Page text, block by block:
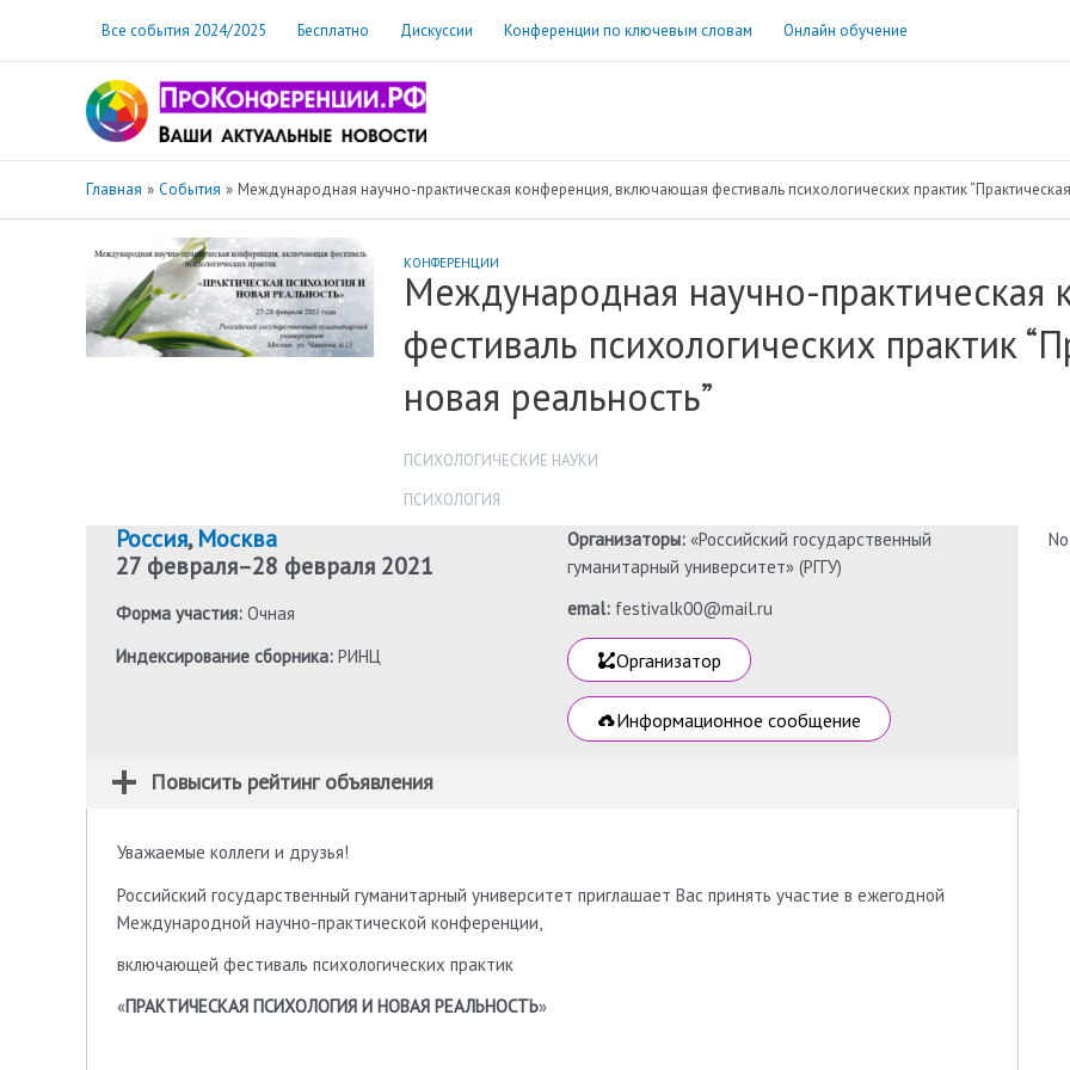
содержимому
Все события 2024/2025 Бесплатно Дискуссии Конференции по ключевым словам Онлайн обучение
Главная События Международная научно-практическая конференция, включающая фестиваль психологических практик
КОНФЕРЕНЦИИ
Международная научно-
фестиваль психологических практик
новая реальность”
ПСИХОЛОГИЧЕСКИЕ НАУКИ
ПСИХОЛОГИЯ
Россия,Москва
27 февраля–28 февраля 2021
Форма участия: Очная
Индексирование сборника: РИНЦ
Организаторы: «Российский государственный
гуманитарный университет» (РГГУ)
emal: festivalk00@mail.ru
Организатор
Информационное сообщение
Повысить рейтинг объявления
Уважаемые коллеги и друзья!
Российский государственный гуманитарный университет приглашает Вас принять участие в ежегодной
Международной научно-практической конференции,
включающей фестиваль психологических практик
«ПРАКТИЧЕСКАЯ ПСИХОЛОГИЯ И НОВАЯ РЕАЛЬНОСТЬ»